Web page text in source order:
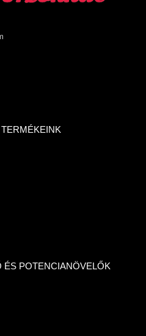
ÉS POTENCIANÖVELŐK